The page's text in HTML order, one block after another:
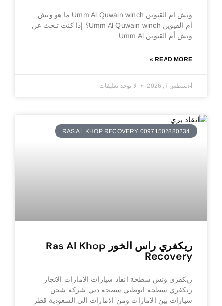
ونش ام القيوين Umm Al Quwain winch ما هو ونش
أم القيوين Umm Al Quwain winch؟ إذا كنت تبحث عن
ونش أم القيوين Umm Al
READ MORE »
أغسطس 7, 2026 لا توجد تعليقات
RAS AL KHOP RECOVERY 00971502880234
ريكفري راس الخور Ras Al Khop
Recovery
ريكفري ونش سطحة انقاذ سيارات الامارات الانجاز
ريكفري سطحة ابوظبي سطحة دبي شركة شحن
سيارات بين الامارات ومن الامارات الى السعودية قطر